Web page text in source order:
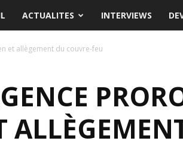
ACTUALITES INTERVIEWS
et allègement du couvre-feu